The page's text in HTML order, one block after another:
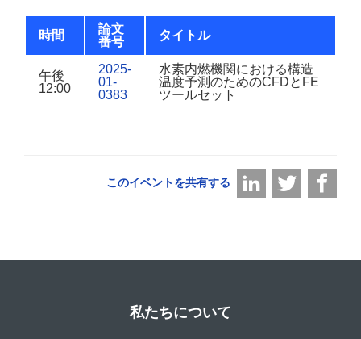
時間
論文
番号
タイトル
午後
12:00
2025-
01-
0383
水素内燃機関における構造
温度予測のためのCFDとFE
ツールセット
このイベントを共有する
私たちについて